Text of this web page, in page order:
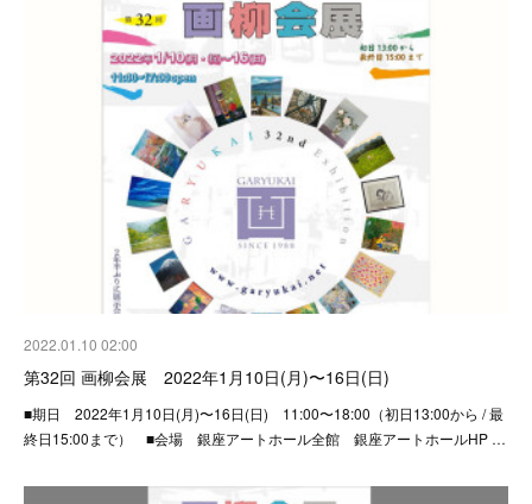
2022.01.10 02:00
第32回 画柳会展 2022年1月10日(月)〜16日(日)
■期日 2022年1月10日(月)〜16日(日) 11:00〜18:00（初日13:00から / 最
終日15:00まで） ■会場 銀座アートホール全館 銀座アートホールHP …